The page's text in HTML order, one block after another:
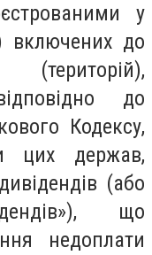
у
включених до
(територій),
до
Кодексу,
цих держав,
(або
що
недоплати